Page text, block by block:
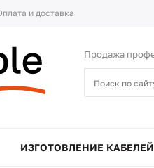
и доставка
Продажа
ИЗГОТОВЛЕНИЕ КАБЕЛЕЙ